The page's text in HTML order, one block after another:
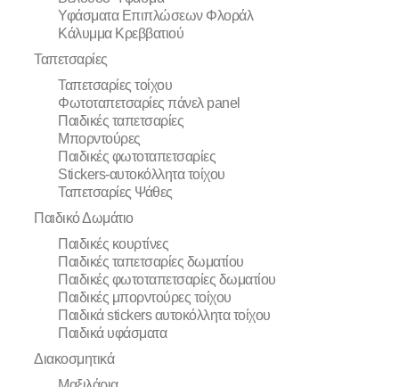
Υφάσματα Επιπλώσεων Φλοράλ
Κάλυμμα Κρεββατιού
Ταπετσαρίες
Ταπετσαρίες τοίχου
Φωτοταπετσαρίες πάνελ panel
Παιδικές ταπετσαρίες
Μπορντούρες
Παιδικές φωτοταπετσαρίες
Stickers-αυτοκόλλητα τοίχου
Ταπετσαρίες Ψάθες
Παιδικό Δωμάτιο
Παιδικές κουρτίνες
Παιδικές ταπετσαρίες δωματίου
Παιδικές φωτοταπετσαρίες δωματίου
Παιδικές μπορντούρες τοίχου
Παιδικά stickers αυτοκόλλητα τοίχου
Παιδικά υφάσματα
Διακοσμητικά